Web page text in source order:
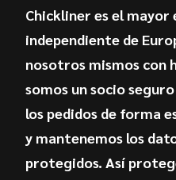
Chickliner es el mayor
independiente de
nosotros mismos con
somos un socio
los pedidos de forma
y mantenemos los
protegidos. Así